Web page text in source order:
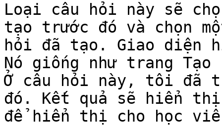
Loại câu hỏi này sẽ
tạo trước đó và chọn
hỏi đã tạo. Giao diện
Nó giống như trang
Ở câu hỏi này, tôi đã
đó. Kết quả sẽ hiển thị
để hiển thị cho học